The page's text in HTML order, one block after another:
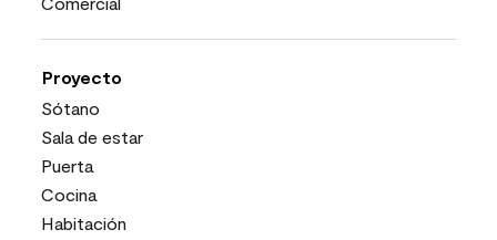
Proyecto
Sótano
Sala de estar
Puerta
Cocina
Habitación